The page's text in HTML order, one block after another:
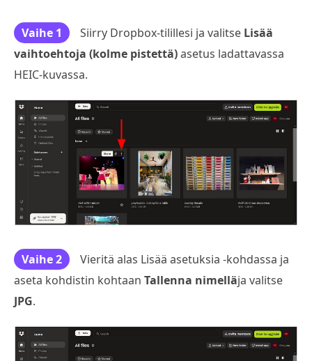
Vaihe 1 Siirry Dropbox-tilillesi ja valitse Lisää
vaihtoehtoja (kolme pistettä)asetus ladattavassa
HEIC-kuvassa.
Vaihe 2
Vieritä alas Lisää asetuksia -kohdassa ja
aseta kohdistin kohtaan Tallenna nimelläja valitse
JPG.